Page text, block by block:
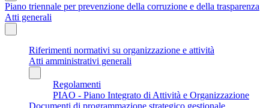
Piano triennale per prevenzione della corruzione e della trasparenza
Atti generali
Riferimenti normativi su organizzazione e attività
Atti amministrativi generali
Regolamenti
PIAO - Piano Integrato di Attività e Organizzazione
Documenti di programmazione strategico gestionale